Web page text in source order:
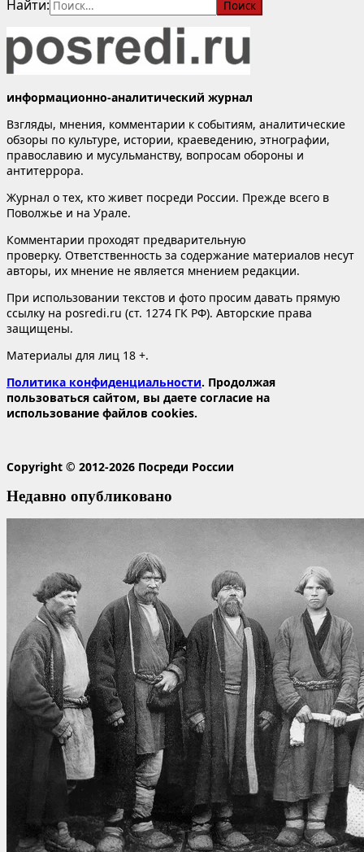
Найти:
информационно-аналитический журнал
Взгляды, мнения, комментарии к событиям, аналитические
обзоры по культуре, истории, краеведению, этнографии,
православию и мусульманству, вопросам обороны и
антитеррора.
Журнал о тех, кто живет посреди России. Прежде всего в
Поволжье и на Урале.
Комментарии проходят предварительную
проверку. Ответственность за содержание материалов несут
авторы, их мнение не является мнением редакции.
При использовании текстов и фото просим давать прямую
ссылку на posredi.ru (ст. 1274 ГК РФ). Авторские права
защищены.
Материалы для лиц 18 +.
Политика конфиденциальности. Продолжая
пользоваться сайтом, вы даете согласие на
использование файлов cookies.
Copyright © 2012-2026 Посреди России
Недавно опубликовано